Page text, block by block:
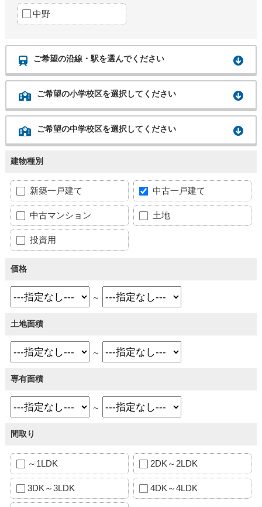
中野
ご希望の沿線・駅を選んでください
ご希望の小学校区を選択してください
ご希望の中学校区を選択してください
建物種別
新築一戸建て 中古一戸建て
中古マンション 土地
投資用
価格
～
土地面積
～
専有面積
～
間取り
～1LDK 2DK～2LDK
3DK～3LDK 4DK～4LDK